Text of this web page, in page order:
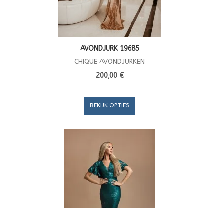
AVONDJURK 19685
CHIQUE AVONDJURKEN
200,00 €
BEKIJK OPTIES